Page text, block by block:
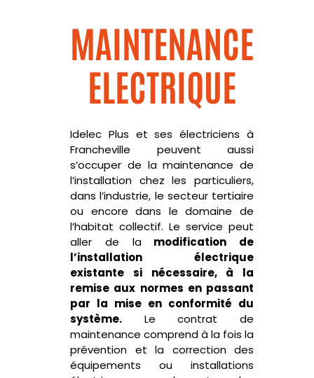
MAINTENANCE
ELECTRIQUE
Idelec Plus et ses électriciens à
Francheville peuvent aussi
s’occuper de la maintenance de
l’installation chez les particuliers,
dans l’industrie, le secteur tertiaire
ou encore dans le domaine de
l’habitat collectif. Le service peut
aller de lamodification de
l’installation électrique
existante si nécessaire, à la
remise aux normes en passant
par la mise en conformité du
système. Le contrat de
maintenance comprend à la fois la
prévention et la correction des
équipements ou installations